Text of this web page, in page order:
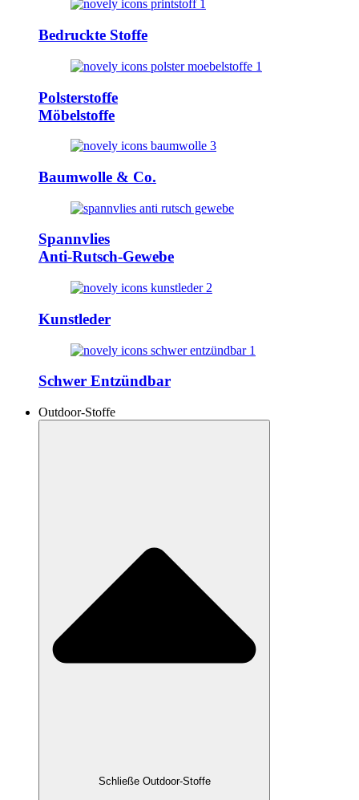
Bedruckte Stoffe
Polsterstoffe
Möbelstoffe
Baumwolle & Co.
Spannvlies
Anti-Rutsch-Gewebe
Kunstleder
Schwer Entzündbar
Outdoor-Stoffe
Schließe Outdoor-Stoffe